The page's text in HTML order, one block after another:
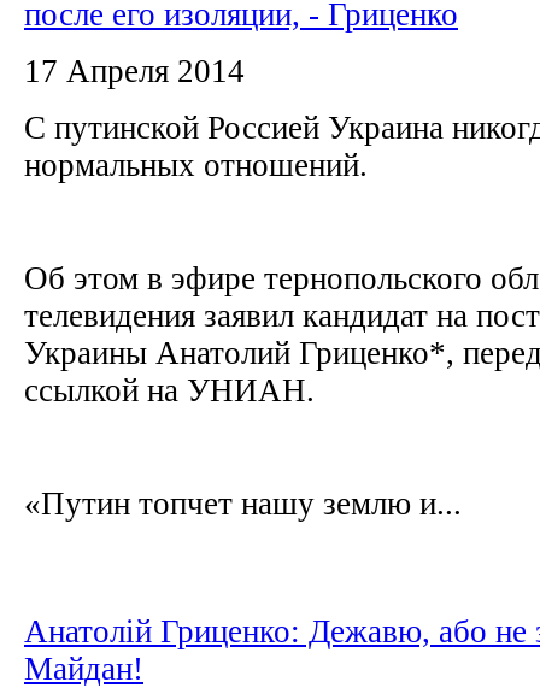
после его изоляции, - Гриценко
17 Апреля 2014
С путинской Россией Украина
нормальных отношений.
Об этом в эфире тернопольского
телевидения заявил кандидат на
Украины Анатолий Гриценко*,
ссылкой на УНИАН.
«Путин топчет нашу землю и...
Анатолій Гриценко: Дежавю, або не
Майдан!